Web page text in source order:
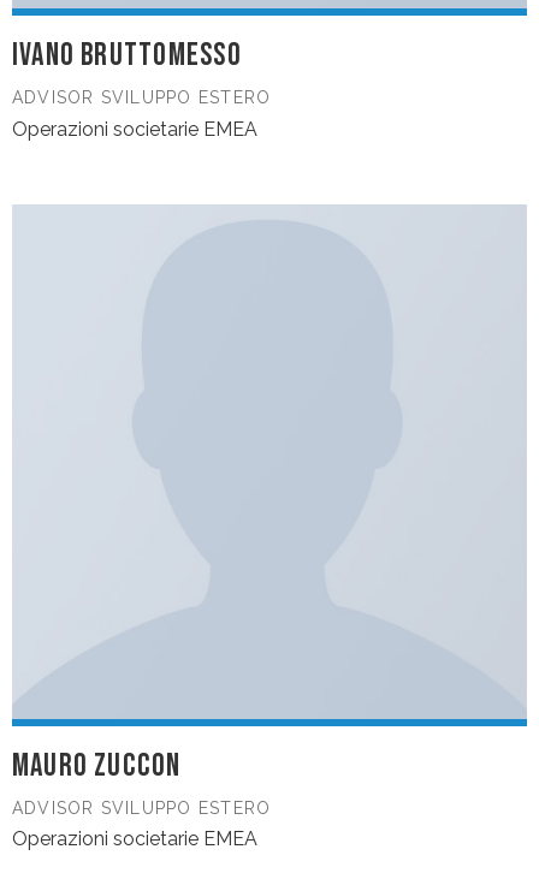
IVANO BRUTTOMESSO
ADVISOR SVILUPPO ESTERO
Operazioni societarie EMEA
MAURO ZUCCON
ADVISOR SVILUPPO ESTERO
Operazioni societarie EMEA